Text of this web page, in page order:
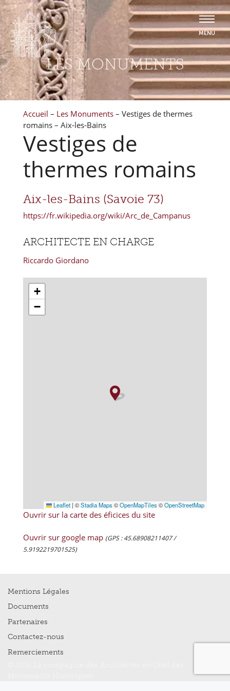
LES MONUMENTS
Accueil – Les Monuments – Vestiges de thermes
romains – Aix-les-Bains
Vestiges de
thermes romains
Aix-les-Bains (Savoie 73)
https://fr.wikipedia.org/wiki/Arc_de_Campanus
ARCHITECTE EN CHARGE
Riccardo Giordano
+
−
Leaflet | ©Stadia Maps ©OpenMapTiles ©OpenStreetMap
Ouvrir sur la carte des éficices du site
Ouvrir sur google map (GPS : 45.68908211407 /
5.9192219701525)
Mentions Légales
Documents
Partenaires
Contactez-nous
Remerciements